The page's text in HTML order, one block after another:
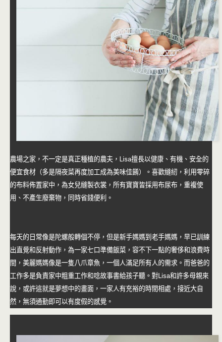
農場之家，不一定是真正種植的農夫，Lisa擅長以健康、有機、安全的
便宜食材（多是隔夜菜再度加工成為美味佳餚）。喜歡縫紉，利用零碎
的布料佈置家中，為女兒縫製衣裳，所有寶寶皆採用布尿布，重複使
用、不產生廢棄物，同時省錢便利。
每天的日常像是陀螺般轉個不停，但是新手媽媽到老手媽媽，早已訓練
出直覺和反射動作，為一家七口準備飯菜，容不下一點的奢侈和浪費時
間，美麗媽媽像是一隻八爪章魚，一個人滿足所有人的需求。而爸爸的
工作多是負責家中粗重工作和唸故事書給孩子聽。對Lisa和許多母親來
說，或許這就是夢想中的畫面，一家人有充裕的時間相處，接近大自
然，無須通勤即可以有度假的感覺。